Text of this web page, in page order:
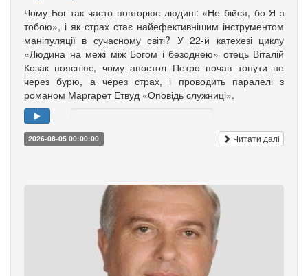
Чому Бог так часто повторює людині: «Не бійся, бо Я з
тобою», і як страх стає найефективнішим інструментом
маніпуляції в сучасному світі? У 22-й катехезі циклу
«Людина на межі між Богом і безоднею» отець Віталій
Козак пояснює, чому апостол Петро почав тонути не
через бурю, а через страх, і проводить паралелі з
романом Маргарет Етвуд «Оповідь служниці».
2026-08-05 00:00:00 Читати далі